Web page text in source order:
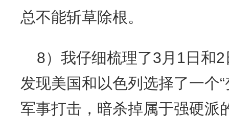
总不能斩草除根。
8）我仔细梳理了3月1日和
发现美国和以色列选择了一个
军事打击，暗杀掉属于强硬派